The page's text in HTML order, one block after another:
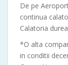
De pe
continua
Calatoria
*O alta
in conditii